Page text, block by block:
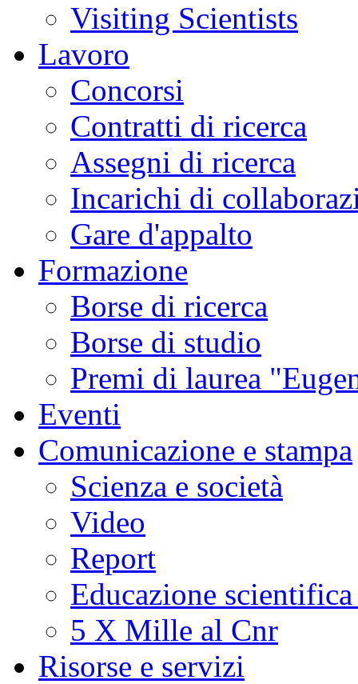
Visiting Scientists
Lavoro
Concorsi
Contratti di ricerca
Assegni di ricerca
Incarichi di
Gare d'appalto
Formazione
Borse di ricerca
Borse di studio
Premi di laurea
Eventi
Comunicazione e stampa
Scienza e società
Video
Report
Educazione
5 X Mille al Cnr
Risorse e servizi